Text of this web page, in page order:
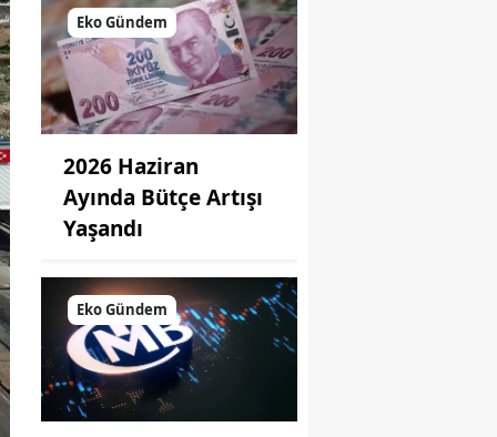
Eko Gündem
2026 Haziran
Ayında Bütçe Artışı
Yaşandı
Eko Gündem